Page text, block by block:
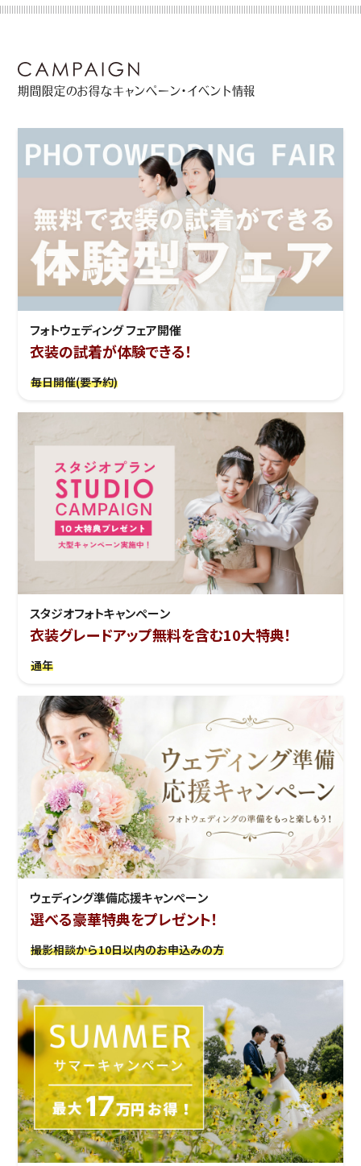
期間限定のお得なキャンペーン・イベント情報
フォトウェディング フェア開催
衣装の試着が体験できる！
毎日開催(要予約)
スタジオフォトキャンペーン
衣装グレードアップ無料を含む10大特典！
通年
ウェディング準備応援キャンぺーン
選べる豪華特典をプレゼント！
撮影相談から10日以内のお申込みの方